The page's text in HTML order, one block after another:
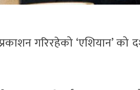
गरिरहेको ‘एशियान’ को